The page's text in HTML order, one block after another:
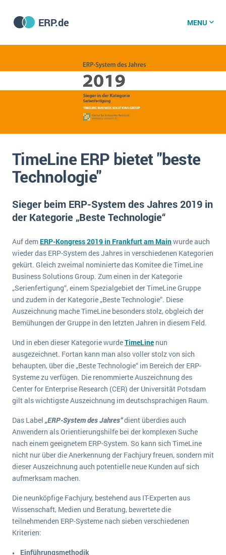
ERP.de
Die 15 Schritte einer ERP‑Einführung
ERP-Software nach Branche
Plattform
Funktionalitäten
Kosten
Suche
Vergleich
Auswahl
Einführung
Schulung
Auswertung
Service und Wartung
ERP vergleichen
ERP für jede Branche
ERP-Software nach Branchen
Ämter
Bau
Bildungseinrichtungen
Einzelhandel
Finanzen
Grosshandel
Handel
Handwerk
Health Care
IKT
Installation
Landwirtschaft
Maschinenbau
NGO
Lebensmittelindustrie
Logistik
Produktion
Services
Textil und Mode
Vermietung
ERP Wissenszentrum
Vorgestellt
Die 4 Komponenten eines CRM-Systems
5 Funktionen einer ERP-Software für Konzerne
Was ist Data Mining? - Ein Leitfaden für Unternehmen
Mehr über ERP-Software
ERP Wissenszentrum
Ein WMS implementieren: Das sind die 6
wichtigsten Punkte, die es zu beachten gilt
ERP-Software für Abfallentsorger
Digitale Arbeitsaufträge in Ihrem ERP- oder FSM-System: clever und effizient
Was ist ERP?
ERP-Experten
Offene Stellen bei ERP-Lieferanten
Über uns
DSGVO/GDPR
Impressum
Kontakt
MENU
TimeLine ERP bietet "beste
Technologie"
Sieger beim ERP-System des Jahres 2019 in
der Kategorie „Beste Technologie“
Auf dem ERP-Kongress 2019 in Frankfurt am Mainwurde auch
wieder das ERP-System des Jahres in verschiedenen Kategorien
gekürt. Gleich zweimal nominierte das Komitee die TimeLine
Business Solutions Group. Zum einen in der Kategorie
„Serienfertigung“, einem Spezialgebiet der TimeLine Gruppe
und zudem in der Kategorie „Beste Technologie“. Diese
Auszeichnung mache TimeLine besonders stolz, obgleich der
Bemühungen der Gruppe in den letzten Jahren in diesem Feld.
Und in eben dieser Kategorie wurdeTimeLine nun
ausgezeichnet. Fortan kann man also voller stolz von sich
behaupten, über die „Beste Technologie“ im Bereich der ERP-
Systeme zu verfügen. Die renommierte Auszeichnung des
Center for Enterprise Research (CER) der Universität Potsdam
gilt als wichtigste Auszeichnung im deutschsprachigen Raum.
Das Label „ERP-System des Jahres“dient überdies auch
Anwendern als Orientierungshilfe bei der komplexen Suche
nach einem geeignetem ERP-System. So kann sich TimeLine
nicht nur über die Anerkennung der Fachjury freuen, sondern mit
dieser Auszeichnung auch potentielle neue Kunden auf sich
aufmerksam machen.
Die neunköpfige Fachjury, bestehend aus IT-Experten aus
Wissenschaft, Medien und Beratung, bewertete die
teilnehmenden ERP-Systeme nach sieben verschiedenen
Kriterien:
Einführungsmethodik